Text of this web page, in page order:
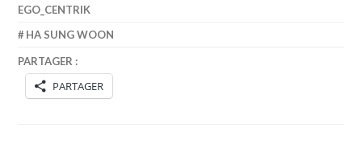
EGO_CENTRIK
HA SUNG WOON
PARTAGER :
PARTAGER